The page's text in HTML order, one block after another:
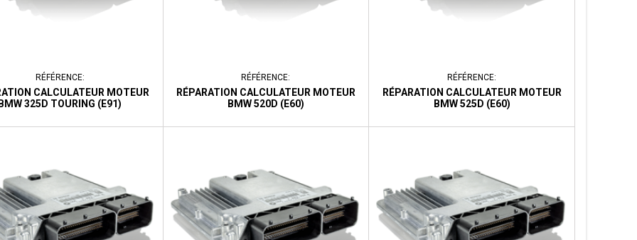
RÉFÉRENCE:
CALCULATEUR MOTEUR
325D TOURING (E91)
RÉFÉRENCE:
RÉPARATION CALCULATEUR MOTEUR
BMW 520D (E60)
RÉFÉRENCE:
RÉPARATION CALCULATEUR MOTEUR
BMW 525D (E60)